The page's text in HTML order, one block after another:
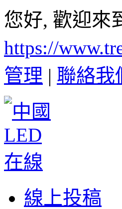
您好, 歡迎來
https://
管理 | 聯絡我
線上投稿